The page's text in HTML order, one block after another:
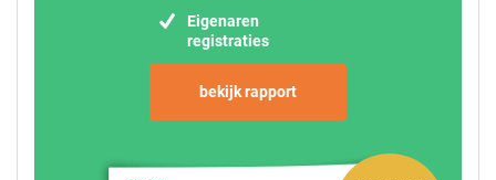
Eigenaren
registraties
bekijk rapport